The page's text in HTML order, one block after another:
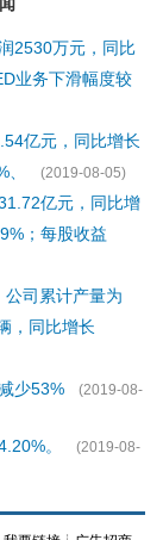
2530万元，同比
业务下滑幅度较
亿元，同比增长
(2019-08-05)
亿元，同比增
；每股收益
司累计产量为
，同比增长
少53%
(2019-08-
。
(2019-08-